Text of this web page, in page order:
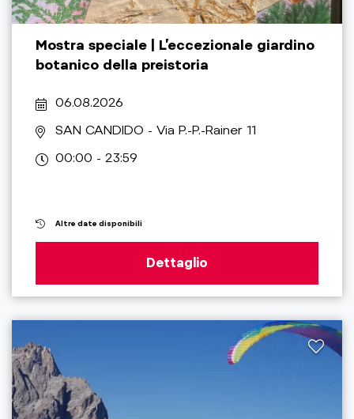
Mostra speciale | L’eccezionale giardino
botanico della preistoria
06.08.2026
SAN CANDIDO - Via P.-P.-Rainer 11
00:00 - 23:59
Altre date disponibili
Dettaglio